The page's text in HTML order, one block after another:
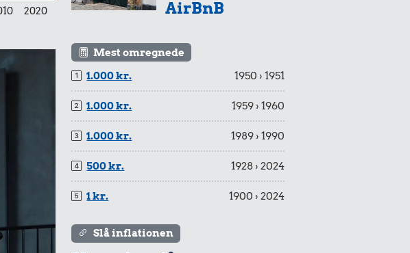
2020
AirBnB
Mest omregnede
1.000 kr.
1950 › 1951
1.000 kr. 1959 › 1960
1.000 kr. 1989 › 1990
500 kr. 1928 › 2024
1 kr. 1900 › 2024
Slå inflationen